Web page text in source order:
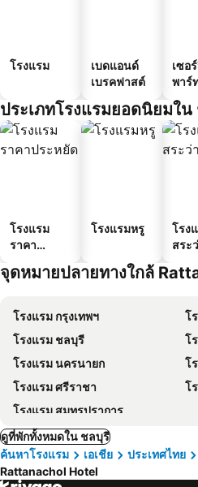
โรงแรม
เบดแอนด์
เบรคฟาสต์
เซอ
พาร์
ประเภทโรงแรมยอดนิยมใน
โรงแรม
ราคา
โรงแรมหรู
โรง
สระ
จุดหมายปลายทางใกล้
โรงแรม กรุงเทพฯ
โ
โรงแรม ชลบุรี
โ
โรงแรม นครนายก
โ
โรงแรม ศรีราชา
โ
โรงแรม สมุทรปราการ
ดูที่พักทั้งหมดใน ชลบุรี
ค้นหาโรงแรม
เอเชีย ประเทศไทย
Rattanachol Hotel